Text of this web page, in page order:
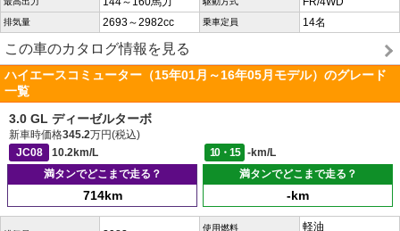
排気量 2693～2982cc 乗車定員 14名
この車のカタログ情報を見る
ハイエースコミューター（15年01月～16年05月モデル）のグレード
一覧
3.0 GL ディーゼルターボ
新車時価格345.2万円(税込)
JC08
10.2km/L 10・15
-km/L
満タンでどこまで走る？
714km
満タンでどこまで走る？
-km
使用燃料
軽油